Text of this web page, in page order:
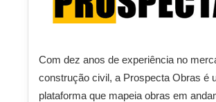
Com dez anos de experiência no
construção civil, a Prospecta Obras é
plataforma que mapeia obras em